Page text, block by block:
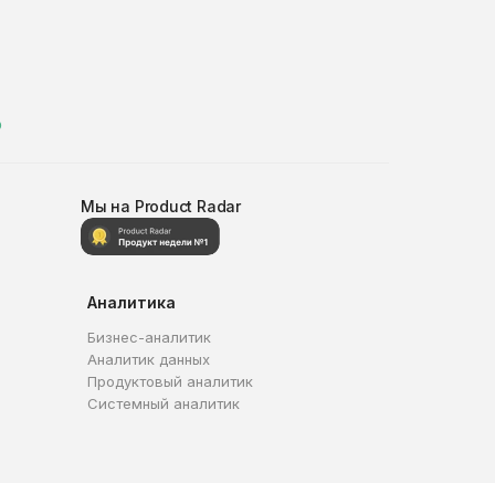
Мы на Product Radar
Аналитика
Бизнес-аналитик
Аналитик данных
Продуктовый аналитик
Системный аналитик